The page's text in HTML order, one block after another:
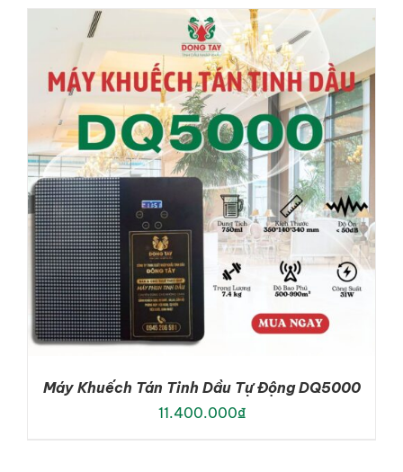
ADD TO CART / DETAILS
Máy Khuếch Tán Tinh Dầu Tự Động DQ5000
11.400.000₫